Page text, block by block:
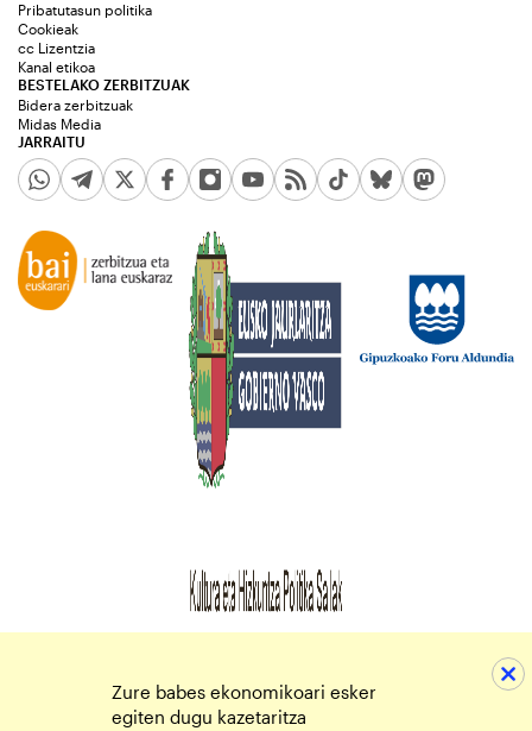
JARRAITU
Pribatutasun politika
Cookieak
cc Lizentzia
Kanal etikoa
BESTELAKO ZERBITZUAK
Bidera zerbitzuak
Midas Media
Zure babes ekonomikoari esker
egiten dugu kazetaritza